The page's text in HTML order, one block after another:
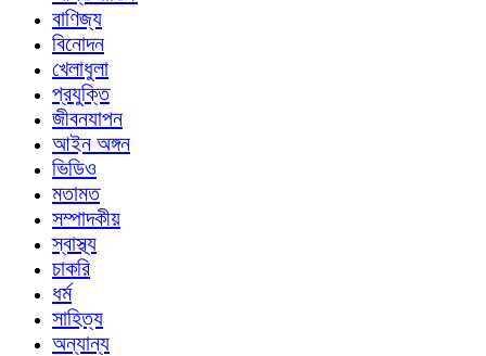
বাণিজ্য
বিনোদন
খেলাধুলা
প্রযুক্তি
জীবনযাপন
আইন অঙ্গন
ভিডিও
মতামত
সম্পাদকীয়
স্বাস্থ্য
চাকরি
ধর্ম
সাহিত্য
অন্যান্য